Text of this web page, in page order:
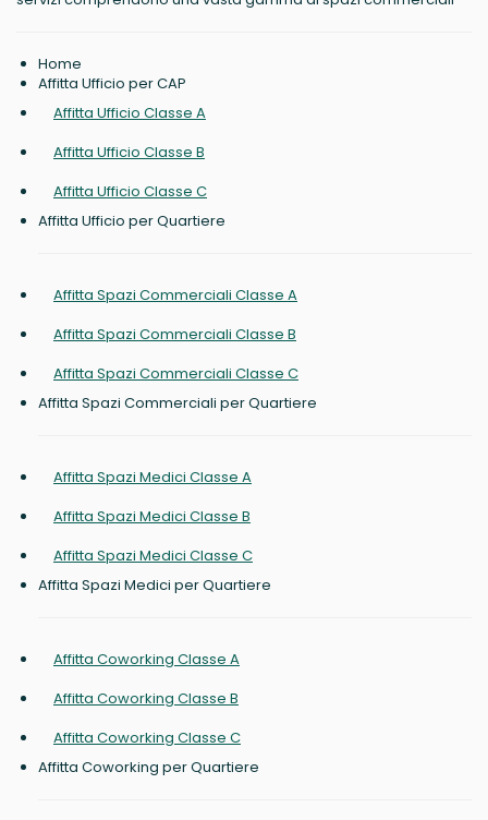
Home
Affitta Ufficio per CAP
Affitta Ufficio Classe A
Affitta Ufficio Classe B
Affitta Ufficio Classe C
Affitta Ufficio per Quartiere
Affitta Spazi Commerciali Classe A
Affitta Spazi Commerciali Classe B
Affitta Spazi Commerciali Classe C
Affitta Spazi Commerciali per Quartiere
Affitta Spazi Medici Classe A
Affitta Spazi Medici Classe B
Affitta Spazi Medici Classe C
Affitta Spazi Medici per Quartiere
Affitta Coworking Classe A
Affitta Coworking Classe B
Affitta Coworking Classe C
Affitta Coworking per Quartiere